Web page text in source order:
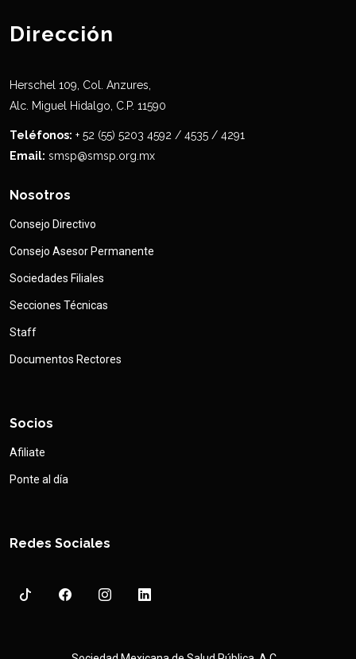
Dirección
Herschel 109, Col. Anzures,
Alc. Miguel Hidalgo, C.P. 11590
Teléfonos: + 52 (55) 5203 4592 / 4535 / 4291
Email: smsp@smsp.org.mx
Nosotros
Consejo Directivo
Consejo Asesor Permanente
Sociedades Filiales
Secciones Técnicas
Staff
Documentos Rectores
Socios
Afiliate
Ponte al día
Redes Sociales